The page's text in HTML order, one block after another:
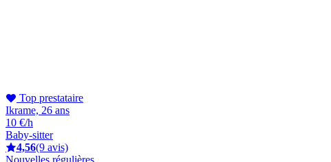
Top prestataire
Ikrame, 26 ans
10 €/h
Baby-sitter
4,56(9 avis)
Nouvelles régulières